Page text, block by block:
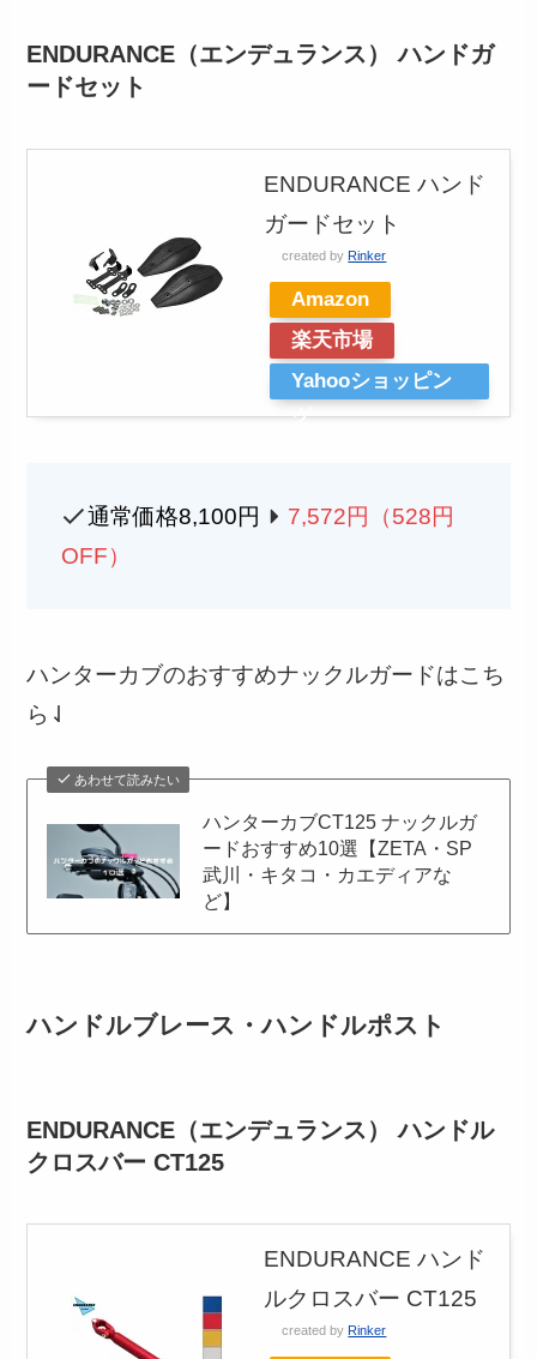
ENDURANCE（エンデュランス） ハンドガ
ードセット
ENDURANCE ハンド
ガードセット
created by Rinker
Amazon
楽天市場
Yahooショッピン
グ
通常価格8,100円 7,572円（528円
OFF）
ハンターカブのおすすめナックルガードはこち
ら⇃
あわせて読みたい
ハンターカブCT125 ナックルガ
ードおすすめ10選【ZETA・SP
武川・キタコ・カエディアな
ど】
ハンドルブレース・ハンドルポスト
ENDURANCE（エンデュランス） ハンドル
クロスバー CT125
ENDURANCE ハンド
ルクロスバー CT125
created by Rinker